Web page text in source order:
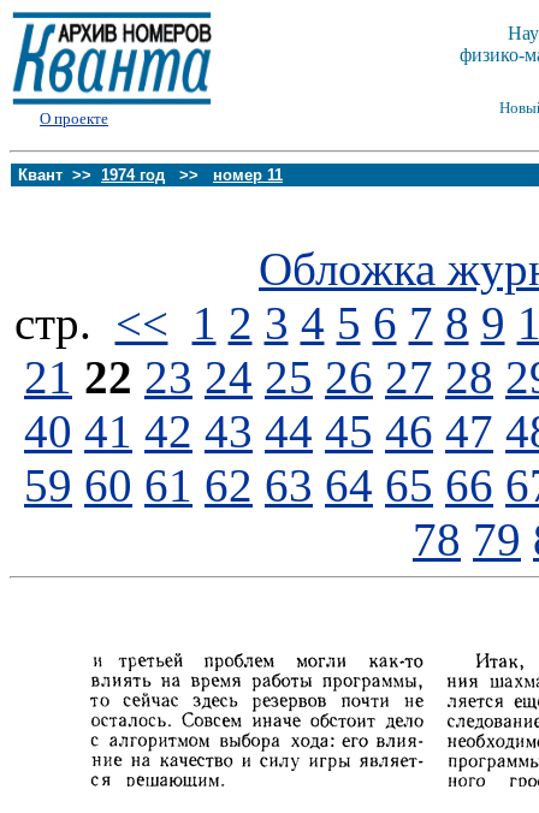
О проекте
физико-
Квант >> 1974 год >> номер 11
Обложка
стp. << 1 2 3 4 5 6 7 8 9
21 22 23 24 25 26 27 28
40 41 42 43 44 45 46 47
59 60 61 62 63 64 65 66
78 79